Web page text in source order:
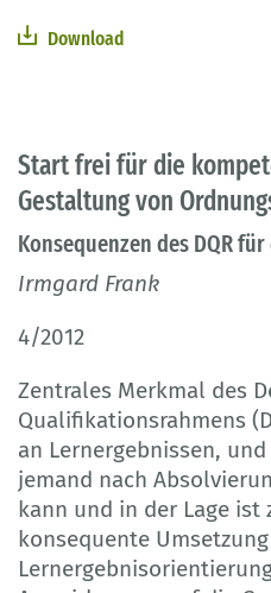
Download
Start frei für die
Gestaltung von
Konsequenzen des DQR
Irmgard Frank
4/2012
Zentrales Merkmal des
Qualifikationsrahmens
an Lernergebnissen,
jemand nach
kann und in der Lage ist
konsequente